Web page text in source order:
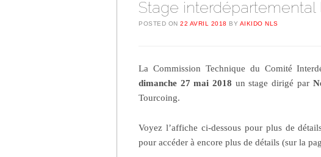
Stage interdépartemental
POSTED ON 22 AVRIL 2018 BY AIKIDO NLS
La Commission Technique du Comité
dimanche 27 mai 2018 un stage dirigé par
Tourcoing.
Voyez l’affiche ci-dessous pour plus de
pour accéder à encore plus de détails (sur la